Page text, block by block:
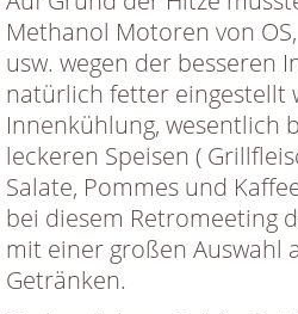
Methanol Motoren von
usw. wegen der besseren
natürlich fetter eingestellt
Innenkühlung, wesentlich
leckeren Speisen (
Salate, Pommes und
bei diesem Retromeeting
mit einer großen Auswahl
Getränken.